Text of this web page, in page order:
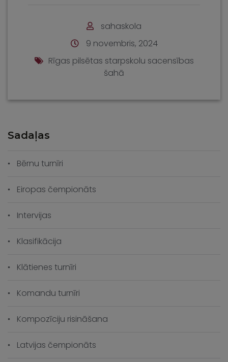
sahaskola
9 novembris, 2024
Rīgas pilsētas starpskolu sacensības
šahā
Sadaļas
Bērnu turnīri
Eiropas čempionāts
Intervijas
Klasifikācija
Klātienes turnīri
Komandu turnīri
Kompozīciju risināšana
Latvijas čempionāts